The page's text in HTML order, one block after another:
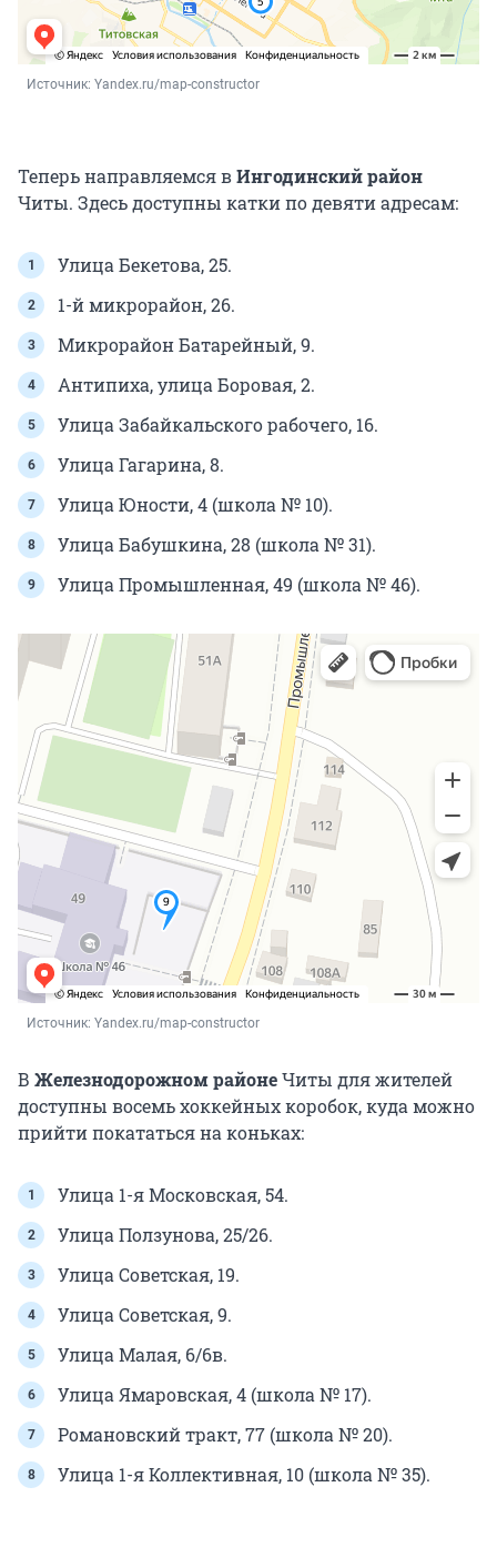
Источник: Yandex.ru/map-constructor
Теперь направляемся вИнгодинский район
Читы. Здесь доступны катки по девяти адресам:
Улица Бекетова, 25.
1-й микрорайон, 26.
Микрорайон Батарейный, 9.
Антипиха, улица Боровая, 2.
Улица Забайкальского рабочего, 16.
Улица Гагарина, 8.
Улица Юности, 4 (школа № 10).
Улица Бабушкина, 28 (школа № 31).
Улица Промышленная, 49 (школа № 46).
Источник: Yandex.ru/map-constructor
В Железнодорожном районеЧиты для жителей
доступны восемь хоккейных коробок, куда можно
прийти покататься на коньках:
Улица 1-я Московская, 54.
Улица Ползунова, 25/26.
Улица Советская, 19.
Улица Советская, 9.
Улица Малая, 6/6в.
Улица Ямаровская, 4 (школа № 17).
Романовский тракт, 77 (школа № 20).
Улица 1-я Коллективная, 10 (школа № 35).